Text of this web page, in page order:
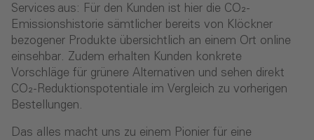
Services aus: Für den Kunden ist hier die CO₂-
Emissionshistorie sämtlicher bereits von Klöckner
bezogener Produkte übersichtlich an einem Ort online
einsehbar. Zudem erhalten Kunden konkrete
Vorschläge für grünere Alternativen und sehen direkt
CO₂-Reduktionspotentiale im Vergleich zu vorherigen
Bestellungen.
Das alles macht uns zu einem Pionier für eine